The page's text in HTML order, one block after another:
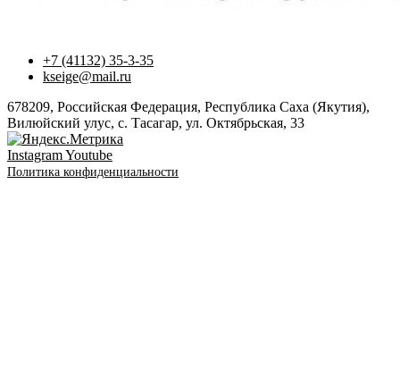
+7 (41132) 35-3-35
kseige@mail.ru
678209, Российская Федерация, Республика Саха (Якутия),
Вилюйский улус, с. Тасагар, ул. Октябрьская, 33
InstagramYoutube
Политика конфиденциальности